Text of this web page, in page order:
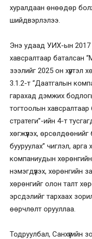
хуралдаан өнөөдөр
шийдвэрлэлээ.
Энэ удаад УИХ-ын 2017
хавсралтаар баталсан
зээлийг 2025 он хүртэл
3.1.2-т “Даатгалын
гарахад дэмжих
тогтоолын хавсралтаар
стратеги”-ийн 4-т
хөгжүүлэх,
бууруулах” чиглэл,
компаниудын
нэмэгдүүлэх, хөрөнгийн
хөрөнгийг олон талт
эрсдэлийг тархаах
өөрчлөлт орууллаа.
Тодруулбал,